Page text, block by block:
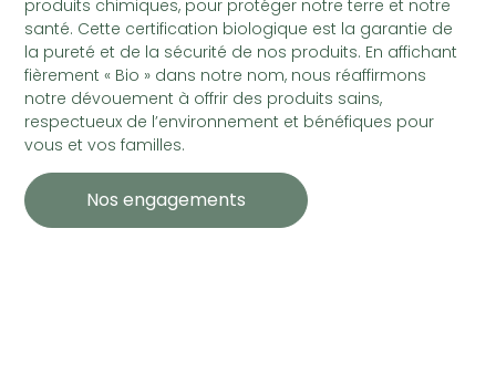
produits chimiques, pour protéger notre terre et notre
santé. Cette certification biologique est la garantie de
la pureté et de la sécurité de nos produits. En affichant
fièrement « Bio » dans notre nom, nous réaffirmons
notre dévouement à offrir des produits sains,
respectueux de l’environnement et bénéfiques pour
vous et vos familles.
Nos engagements